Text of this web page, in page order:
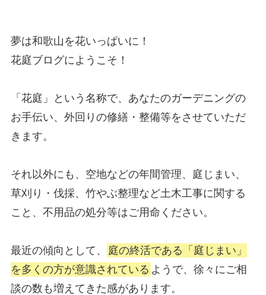
夢は和歌山を花いっぱいに！
花庭ブログにようこそ！
「花庭」という名称で、あなたのガーデニングの
お手伝い、外回りの修繕・整備等をさせていただ
きます。
それ以外にも、空地などの年間管理、庭じまい、
草刈り・伐採、竹やぶ整理など土木工事に関する
こと、不用品の処分等はご用命ください。
最近の傾向として、
庭の終活である「庭じまい」
を多くの方が意識されている ようで、徐々にご相
談の数も増えてきた感があります。